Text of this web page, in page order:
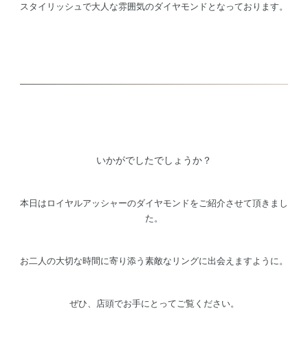
スタイリッシュで大人な雰囲気のダイヤモンドとなっております。
いかがでしたでしょうか？
本日はロイヤルアッシャーのダイヤモンドをご紹介させて頂きまし
た。
お二人の大切な時間に寄り添う素敵なリングに出会えますように。
ぜひ、店頭でお手にとってご覧ください。